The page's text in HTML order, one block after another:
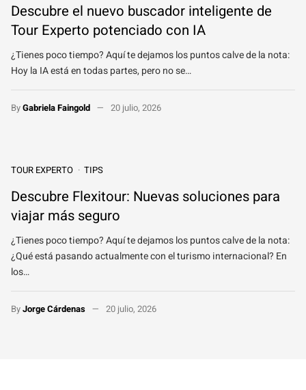
Descubre el nuevo buscador inteligente de
Tour Experto potenciado con IA
¿Tienes poco tiempo? Aquí te dejamos los puntos calve de la nota:
Hoy la IA está en todas partes, pero no se…
ByGabriela Faingold 20 julio, 2026
TOUR EXPERTO TIPS
Descubre Flexitour: Nuevas soluciones para
viajar más seguro
¿Tienes poco tiempo? Aquí te dejamos los puntos calve de la nota:
¿Qué está pasando actualmente con el turismo internacional? En
los…
ByJorge Cárdenas 20 julio, 2026